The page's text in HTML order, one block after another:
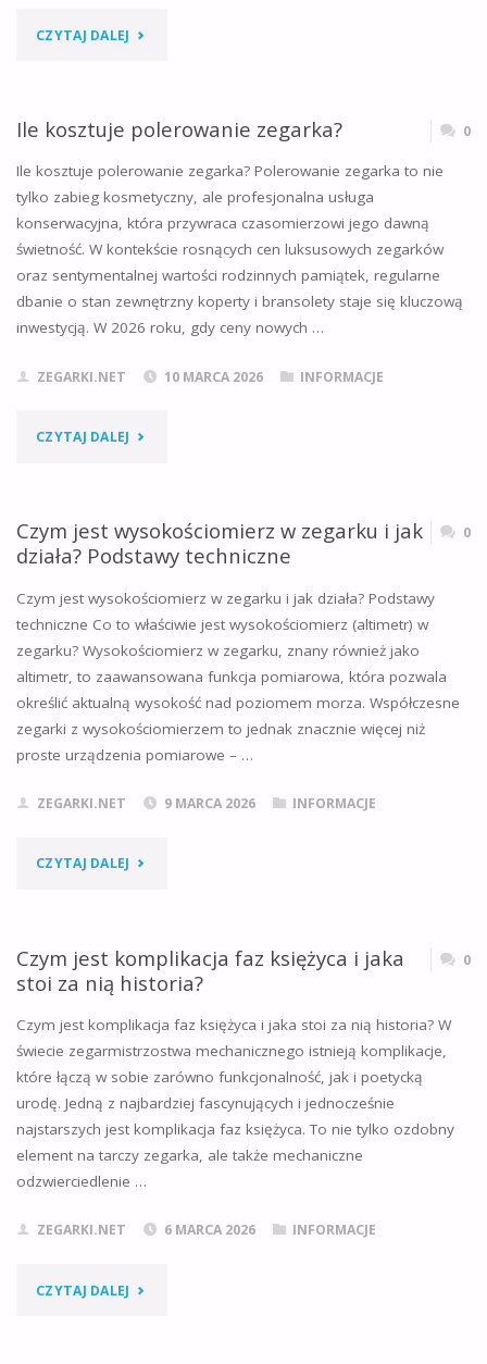
CZYTAJ DALEJ "ILE
WYMIANA
PASKA
W
ZEGARKU?"
Ile kosztuje polerowanie zegarka? 0
Ile kosztuje polerowanie zegarka? Polerowanie zegarka to nie
tylko zabieg kosmetyczny, ale profesjonalna usługa
konserwacyjna, która przywraca czasomierzowi jego dawną
świetność. W kontekście rosnących cen luksusowych zegarków
oraz sentymentalnej wartości rodzinnych pamiątek, regularne
dbanie o stan zewnętrzny koperty i bransolety staje się kluczową
inwestycją. W 2026 roku, gdy ceny nowych …
ZEGARKI.NET 10 MARCA 2026 INFORMACJE
CZYTAJ DALEJ "ILE
POLEROWANIE
ZEGARKA?"
Czym jest wysokościomierz w zegarku i jak
działa? Podstawy techniczne
0
Czym jest wysokościomierz w zegarku i jak działa? Podstawy
techniczne Co to właściwie jest wysokościomierz (altimetr) w
zegarku? Wysokościomierz w zegarku, znany również jako
altimetr, to zaawansowana funkcja pomiarowa, która pozwala
określić aktualną wysokość nad poziomem morza. Współczesne
zegarki z wysokościomierzem to jednak znacznie więcej niż
proste urządzenia pomiarowe – …
ZEGARKI.NET 9 MARCA 2026 INFORMACJE
CZYTAJ DALEJ "CZYM
WYSOKOŚCIOMIERZ
W
ZEGARKU
I
JAK
DZIAŁA?
Czym jest komplikacja faz księżyca i jaka
stoi za nią historia?
0
Czym jest komplikacja faz księżyca i jaka stoi za nią historia? W
świecie zegarmistrzostwa mechanicznego istnieją komplikacje,
które łączą w sobie zarówno funkcjonalność, jak i poetycką
urodę. Jedną z najbardziej fascynujących i jednocześnie
najstarszych jest komplikacja faz księżyca. To nie tylko ozdobny
element na tarczy zegarka, ale także mechaniczne
odzwierciedlenie …
ZEGARKI.NET 6 MARCA 2026 INFORMACJE
CZYTAJ DALEJ "CZYM